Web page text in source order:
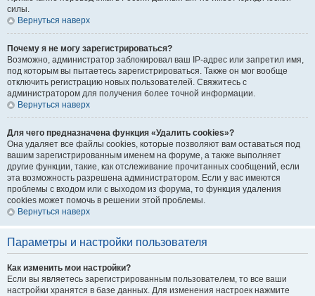
силы.
Вернуться наверх
Почему я не могу зарегистрироваться?
Возможно, администратор заблокировал ваш IP-адрес или запретил имя,
под которым вы пытаетесь зарегистрироваться. Также он мог вообще
отключить регистрацию новых пользователей. Свяжитесь с
администратором для получения более точной информации.
Вернуться наверх
Для чего предназначена функция «Удалить cookies»?
Она удаляет все файлы cookies, которые позволяют вам оставаться под
вашим зарегистрированным именем на форуме, а также выполняет
другие функции, такие, как отслеживание прочитанных сообщений, если
эта возможность разрешена администратором. Если у вас имеются
проблемы с входом или с выходом из форума, то функция удаления
cookies может помочь в решении этой проблемы.
Вернуться наверх
Параметры и настройки пользователя
Как изменить мои настройки?
Если вы являетесь зарегистрированным пользователем, то все ваши
настройки хранятся в базе данных. Для изменения настроек нажмите